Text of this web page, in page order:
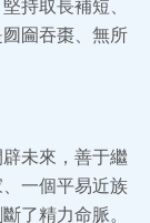
持取長補短、
圇吞棗、無所
未來，善于繼
一個平易近族
了精力命脈。